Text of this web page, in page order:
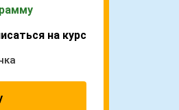
на курс